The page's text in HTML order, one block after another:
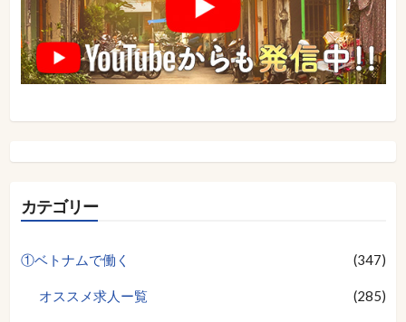
カテゴリー
①ベトナムで働く (347)
オススメ求人ー覧 (285)